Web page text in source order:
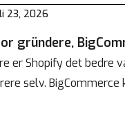
23, 2026
gründere,
er Shopify det bedre
selv. BigCommerce